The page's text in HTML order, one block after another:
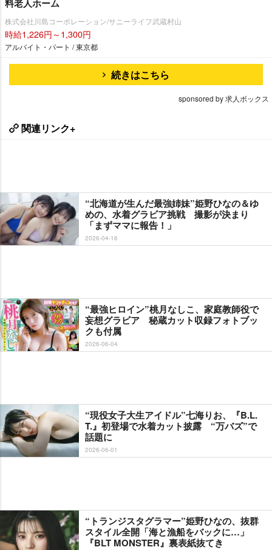
料老人ホーム
株式会社川島コーポレーション/サニーライフ武蔵村山
時給1,226円～1,300円
アルバイト・パート / 東京都
続きはこちら
sponsored by 求人ボックス
関連リンク+
“北海道が生んだ最強姉妹”姫野ひなの＆ゆ
めの、水着グラビア挑戦 撮影が決まり
「まずママに報告！」
2026-04-16
“最強ヒロイン”桃月なしこ、家庭教師役で
妄想グラビア 秘蔵カット収録フォトブッ
クも付属
2026-06-04
“現役女子大生アイドル”七海りお、『B.L.
T.』初登場で水着カット披露 “万バズ”で
話題に
2026-06-01
“トランジスタグラマー”姫野ひなの、抜群
スタイル全開「海と漁船をバックに…」
『BLT MONSTER』裏表紙抜てき